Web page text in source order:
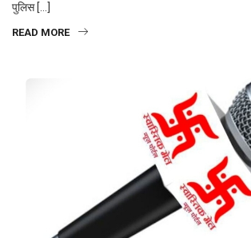
पुलिस […]
READ MORE